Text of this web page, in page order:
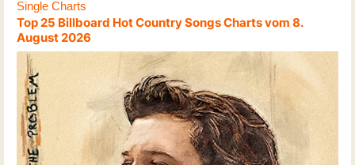
Single Charts
Top 25 Billboard Hot Country Songs Charts vom 8.
August 2026